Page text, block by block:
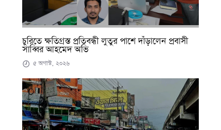
চুরিতে ক্ষতিগ্রস্ত প্রতিবন্ধী লুতুর পাশে দাঁড়ালেন প্রবাসী
সাব্বির আহমেদ অভি
৫ অগাস্ট, ২০২৬